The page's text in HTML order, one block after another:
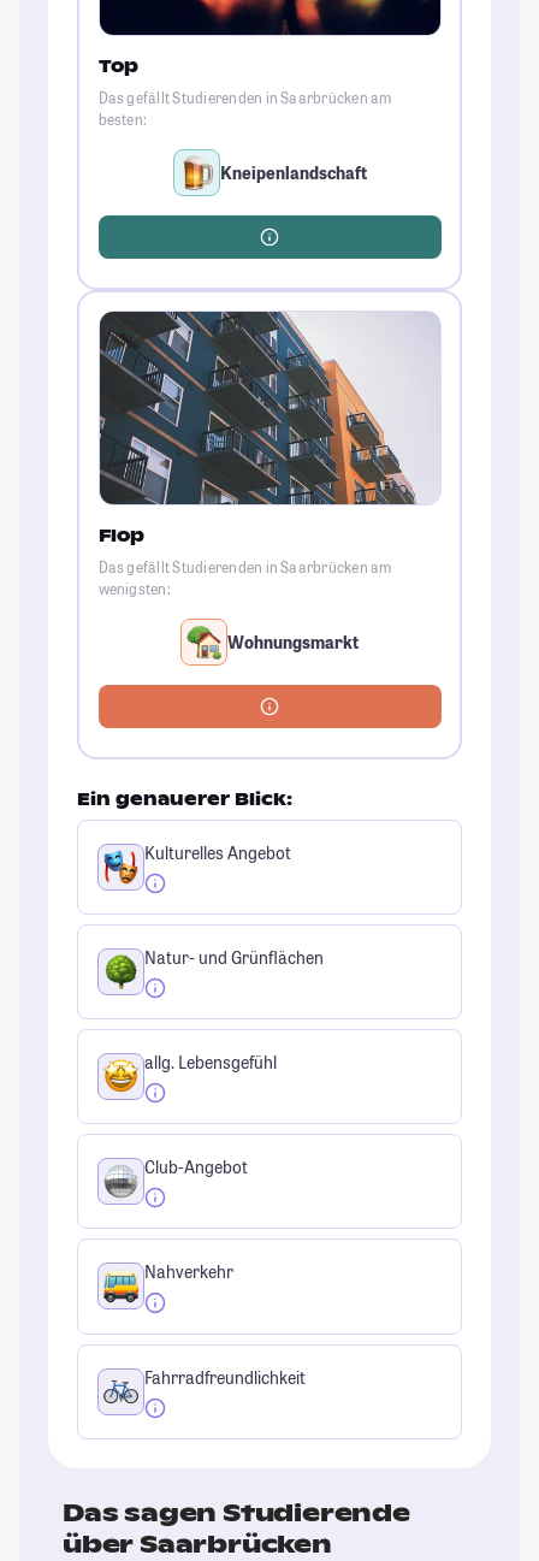
Top
Das gefällt Studierenden in Saarbrücken am
besten:
Kneipenlandschaft
Flop
Das gefällt Studierenden in Saarbrücken am
wenigsten:
Wohnungsmarkt
Ein genauerer Blick:
Kulturelles Angebot
Natur- und Grünflächen
allg. Lebensgefühl
Club-Angebot
Nahverkehr
Fahrradfreundlichkeit
Das sagen Studierende
über Saarbrücken